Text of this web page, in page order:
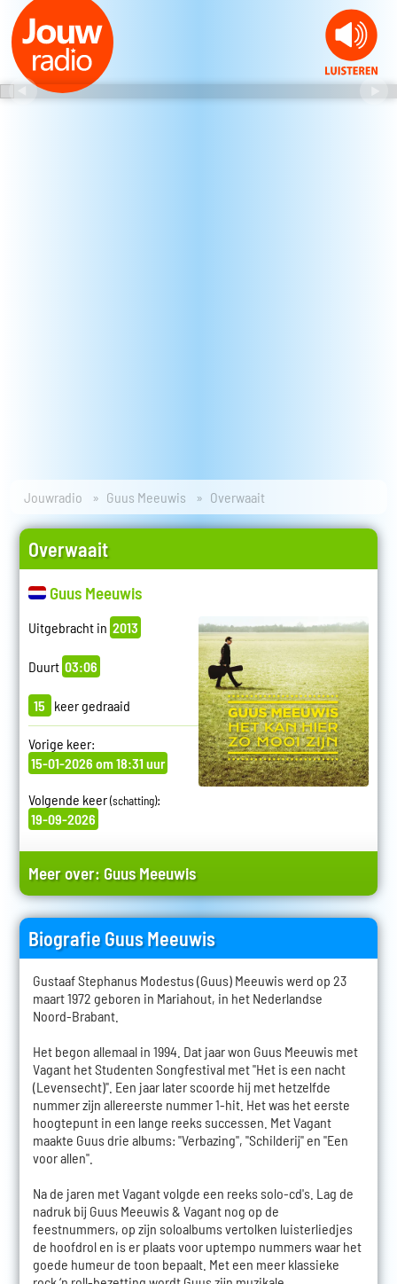
Jouwradio Guus Meeuwis Overwaait
Overwaait
Guus Meeuwis
Uitgebracht in 2013
Duurt 03:06
15 keer gedraaid
Vorige keer:
15-01-2026 om 18:31 uur
Volgende keer(schatting):
19-09-2026
Meer over: Guus Meeuwis
Biografie Guus Meeuwis
Gustaaf Stephanus Modestus (Guus) Meeuwis werd op 23
maart 1972 geboren in Mariahout, in het Nederlandse
Noord-Brabant.
Het begon allemaal in 1994. Dat jaar won Guus Meeuwis met
Vagant het Studenten Songfestival met "Het is een nacht
(Levensecht)". Een jaar later scoorde hij met hetzelfde
nummer zijn allereerste nummer 1-hit. Het was het eerste
hoogtepunt in een lange reeks successen. Met Vagant
maakte Guus drie albums: "Verbazing", "Schilderij" en "Een
voor allen".
Na de jaren met Vagant volgde een reeks solo-cd's. Lag de
nadruk bij Guus Meeuwis & Vagant nog op de
feestnummers, op zijn soloalbums vertolken luisterliedjes
de hoofdrol en is er plaats voor uptempo nummers waar het
goede humeur de toon bepaalt. Met een meer klassieke